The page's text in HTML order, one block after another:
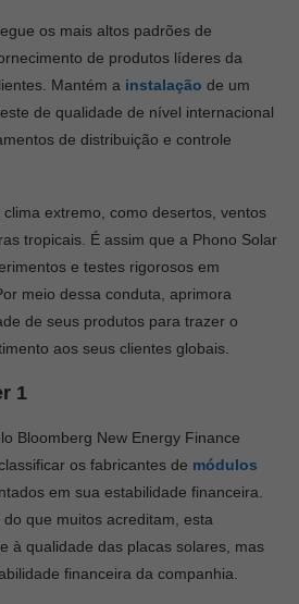
os mais altos padrões de
de produtos líderes da
Mantém a instalação de um
de qualidade de nível internacional
de distribuição e controle
extremo, como desertos, ventos
tropicais. É assim que a Phono Solar
e testes rigorosos em
meio dessa conduta, aprimora
de seus produtos para trazer o
aos seus clientes globais.
1
Bloomberg New Energy Finance
os fabricantes de módulos
em sua estabilidade financeira.
que muitos acreditam, esta
à qualidade das placas solares, mas
financeira da companhia.